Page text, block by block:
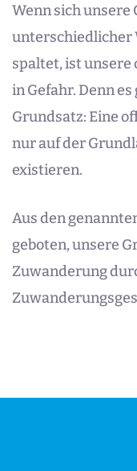
Wenn sich
unterschiedlicher
spaltet, ist unsere
in Gefahr. Denn
Grundsatz: Eine
nur auf der
existieren.
Aus den
geboten, unsere
Zuwanderung